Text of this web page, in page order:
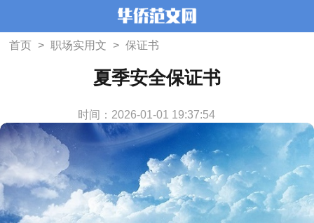
首页 > 职场实用文 > 保证书
夏季安全保证书
时间：2026-01-01 19:37:54